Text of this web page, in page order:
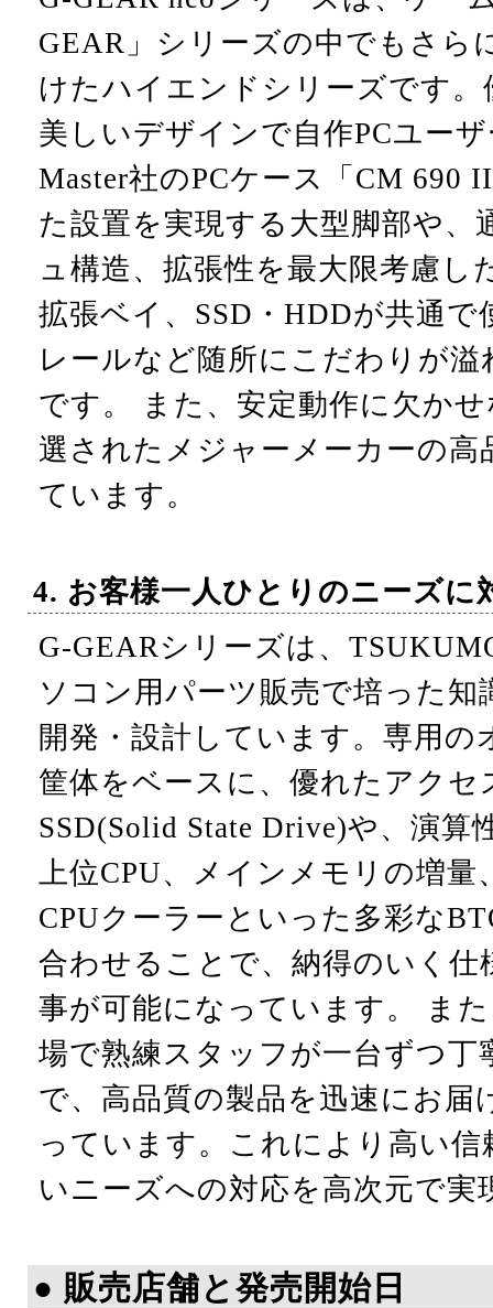
GEAR」シリーズの中でもさら
けたハイエンドシリーズです
美しいデザインで自作PCユー
Master社のPCケース「CM 690
た設置を実現する大型脚部や、
ュ構造、拡張性を最大限考慮し
拡張ベイ、SSD・HDDが共通
レールなど随所にこだわりが
です。 また、安定動作に欠か
選されたメジャーメーカーの高
ています。
4. お客様一人ひとりのニーズに
G-GEARシリーズは、
ソコン用パーツ販売で培った
開発・設計しています。専用
筐体をベースに、優れたアクセ
SSD(Solid State Drive)や、演算
上位CPU、メインメモリの増量
CPUクーラーといった多彩な
合わせることで、納得のいく仕
事が可能になっています。 ま
場で熟練スタッフが一台ずつ丁
で、高品質の製品を迅速にお届
っています。これにより高い信
いニーズへの対応を高次元で実
● 販売店舗と発売開始日